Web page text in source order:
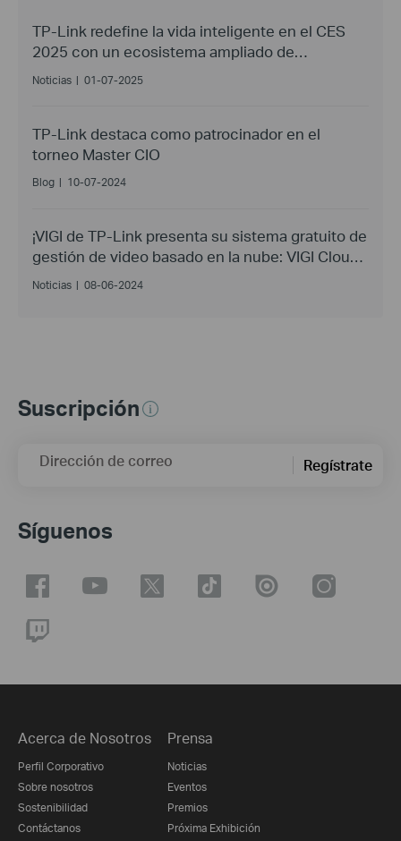
TP-Link redefine la vida inteligente en el CES
2025 con un ecosistema ampliado de
soluciones de vanguardia para hogares
Noticias | 01-07-2025
TP-Link destaca como patrocinador en el
torneo Master CIO
Blog | 10-07-2024
¡VIGI de TP-Link presenta su sistema gratuito de
gestión de video basado en la nube: VIGI Cloud
VMS!
Noticias | 08-06-2024
Suscripción
Dirección de correo Regístrate
Síguenos
Acerca de Nosotros
Perfil Corporativo
Sobre nosotros
Sostenibilidad
Contáctanos
Prensa
Noticias
Eventos
Premios
Próxima Exhibición